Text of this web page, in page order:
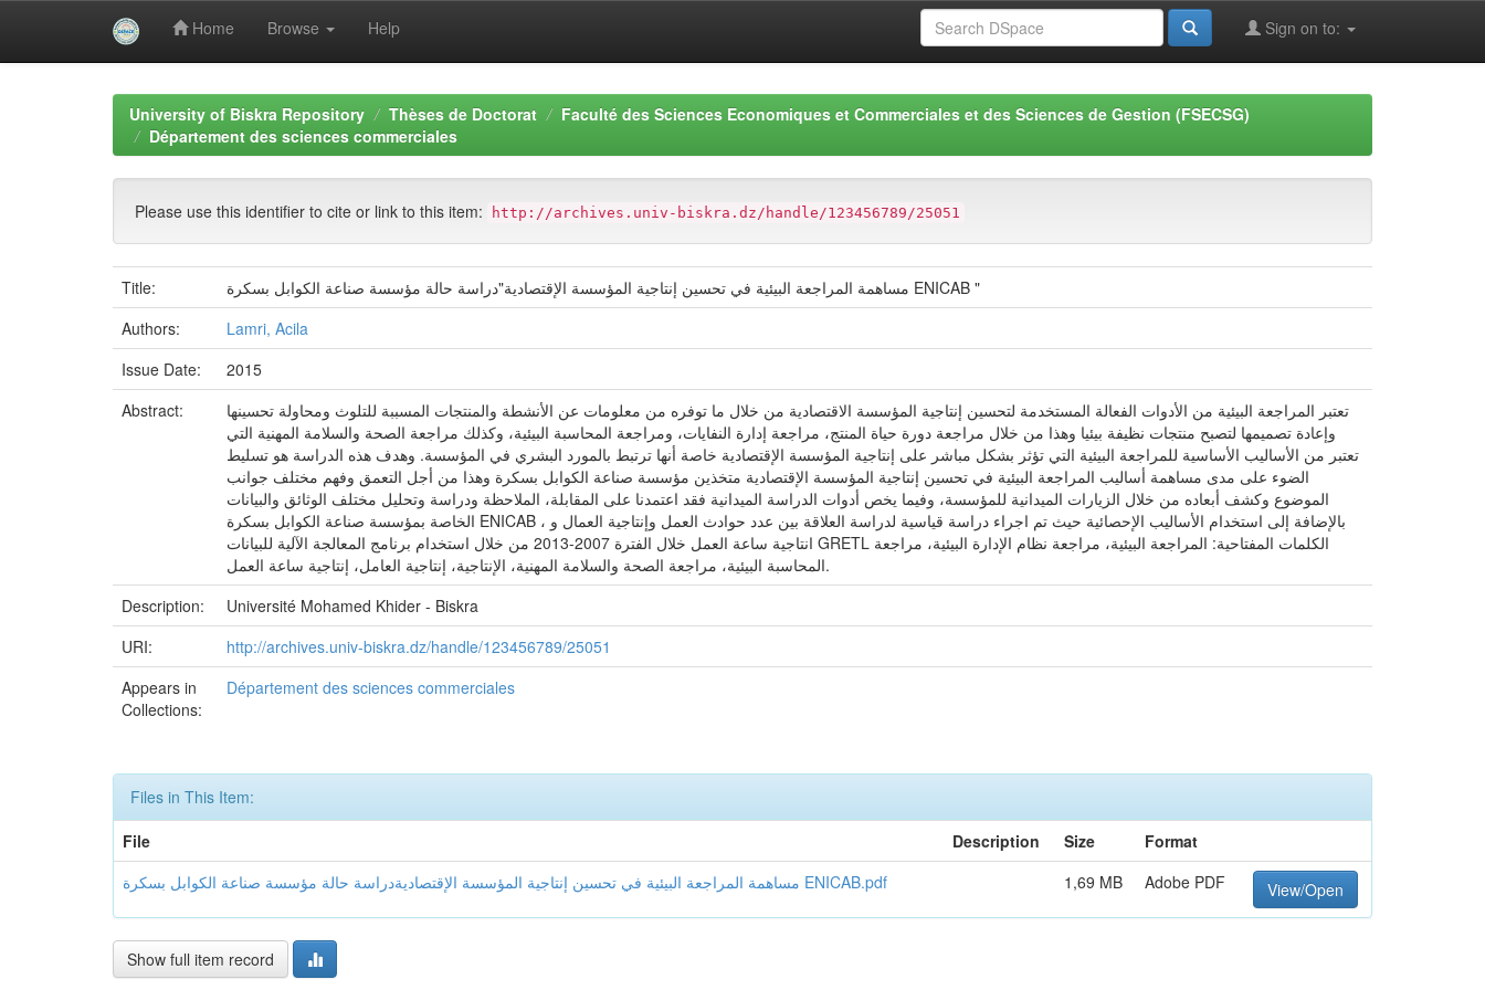
Home Browse Help Sign on to:
University of Biskra Repository Thèses de Doctorat
Faculté des Sciences Economiques et Commerciales et des Sciences de Gestion (FSECSG)
Département des sciences commerciales
Please use this identifier to cite or link to this item: http://archives.univ-biskra.dz/handle/123456789/25051
Title:
مساهمة المراجعة البيئية في تحسين إنتاجية المؤسسة الإقتصادية"دراسة حالة مؤسسة صناعة الكوابل بسكرة ENICAB "
Authors:
Lamri, Acila
Issue Date:
2015
Abstract:
تعتبر المراجعة البيئية من الأدوات الفعالة المستخدمة لتحسين إنتاجية المؤسسة الاقتصادية من خلال ما توفره من معلومات عن الأنشطة والمنتجات المسببة للتلوث ومحاولة تحسينها
وإعادة تصميمها لتصبح منتجات نظيفة بيئيا وهذا من خلال مراجعة دورة حياة المنتج، مراجعة إدارة النفايات، ومراجعة المحاسبة البيئية، وكذلك مراجعة الصحة والسلامة المهنية التي
تعتبر من الأساليب الأساسية للمراجعة البيئية التي تؤثر بشكل مباشر على إنتاجية المؤسسة الإقتصادية خاصة أنها ترتبط بالمورد البشري في المؤسسة. وهدف هذه الدراسة هو تسليط
الضوء على مدى مساهمة أساليب المراجعة البيئية في تحسين إنتاجية المؤسسة الإقتصادية متخذين مؤسسة صناعة الكوابل بسكرة وهذا من أجل التعمق وفهم مختلف جوانب
الموضوع وكشف أبعاده من خلال الزيارات الميدانية للمؤسسة، وفيما يخص أدوات الدراسة الميدانية فقد اعتمدنا على المقابلة، الملاحظة ودراسة وتحليل مختلف الوثائق والبيانات
الخاصة بمؤسسة صناعة الكوابل بسكرة ENICAB ، بالإضافة إلى استخدام الأساليب الإحصائية حيث تم اجراء دراسة قياسية لدراسة العلاقة بين عدد حوادث العمل وإنتاجية العمال و
انتاجية ساعة العمل خلال الفترة 2007-2013 من خلال استخدام برنامج المعالجة الآلية للبيانات GRETL الكلمات المفتاحية: المراجعة البيئية، مراجعة نظام الإدارة البيئية، مراجعة
المحاسبة البيئية، مراجعة الصحة والسلامة المهنية، الإنتاجية، إنتاجية العامل، إنتاجية ساعة العمل.
Description:
Université Mohamed Khider - Biskra
URI:
http://archives.univ-biskra.dz/handle/123456789/25051
Appears in
Collections:
Département des sciences commerciales
Files in This Item:
File
Description Size
Format
مساهمة المراجعة البيئية في تحسين إنتاجية المؤسسة الإقتصاديةدراسة حالة مؤسسة صناعة الكوابل بسكرة ENICAB.pdf
1,69 MB Adobe PDF View/Open
Show full item record